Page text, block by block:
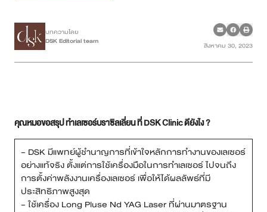
แพทย์ของเรา
เคสรีวิว
บทความ
โปรโมชั่น
รายชื่อสาขา
บทความโดย
DSK Editorial team
สิงหาคม 30, 2023
คุณหมอขอสรุป ทำเลเซอร์บราซิลเลี่ยน ที่ DSK Clinic ดียังไง ?
– DSK มีแพทย์ผู้ชำนาญการที่เข้าใจหลักการทำงานของเลเซอร์
อย่างแท้จริง ตั้งแต่การใช้เครื่องมือในการทำเลเซอร์ ไปจนถึง
การตั้งค่าพลังงานเครื่องเลเซอร์ เพื่อให้ได้ผลลัพธ์ที่มี
ประสิทธิภาพสูงสุด
– ใช้เครื่อง Long Pluse Nd YAG Laser ที่ผ่านมาตรฐาน